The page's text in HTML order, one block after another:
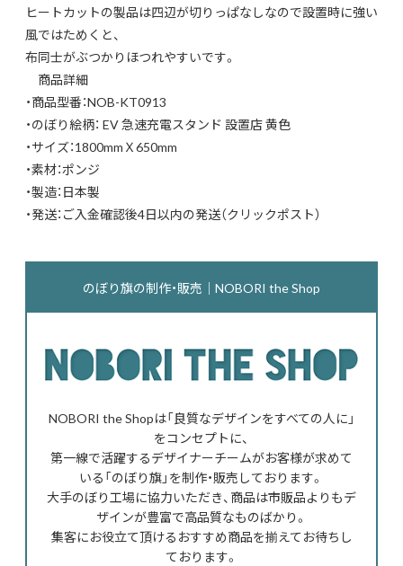
ヒートカットの製品は四辺が切りっぱなしなので設置時に強い
風ではためくと、
布同士がぶつかりほつれやすいです。
商品詳細
・商品型番：NOB-KT0913
・のぼり絵柄： EV 急速充電スタンド 設置店 黄色
・サイズ：1800mmＸ650mm
・素材：ポンジ
・製造：日本製
・発送：ご入金確認後4日以内の発送（クリックポスト）
のぼり旗の制作・販売｜NOBORI the Shop
NOBORI the Shopは「良質なデザインをすべての人に」
をコンセプトに、
第一線で活躍するデザイナーチームがお客様が求めて
いる「のぼり旗」を制作・販売しております。
大手のぼり工場に協力いただき、商品は市販品よりもデ
ザインが豊富で高品質なものばかり。
集客にお役立て頂けるおすすめ商品を揃えてお待ちし
ております。